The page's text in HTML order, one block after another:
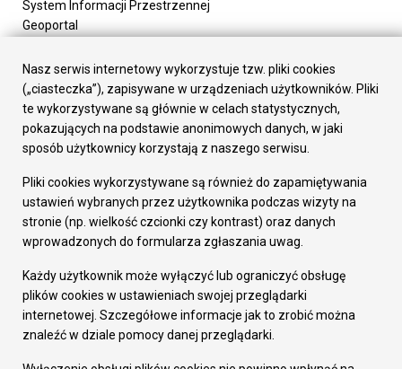
System Informacji Przestrzennej
Geoportal
Załatw sprawę
Prezydent Miasta
Rada Miasta
Wydziały
Elektroniczna Skrzynka Podawcza
Gospodarka
Fundusze europejskie
Środki krajowe
Oferty inwestycyjne
Pozostałe
Deklaracja dostępności
Dane osobowe
Dodaj opinię o witrynie
Nasz serwis internetowy wykorzystuje tzw. pliki cookies
(„ciasteczka”), zapisywane w urządzeniach użytkowników. Pliki
te wykorzystywane są głównie w celach statystycznych,
pokazujących na podstawie anonimowych danych, w jaki
sposób użytkownicy korzystają z naszego serwisu.
Pliki cookies wykorzystywane są również do zapamiętywania
ustawień wybranych przez użytkownika podczas wizyty na
stronie (np. wielkość czcionki czy kontrast) oraz danych
wprowadzonych do formularza zgłaszania uwag.
Każdy użytkownik może wyłączyć lub ograniczyć obsługę
plików cookies w ustawieniach swojej przeglądarki
internetowej. Szczegółowe informacje jak to zrobić można
znaleźć w dziale pomocy danej przeglądarki.